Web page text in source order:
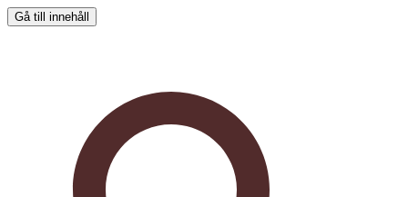
Gå till innehåll